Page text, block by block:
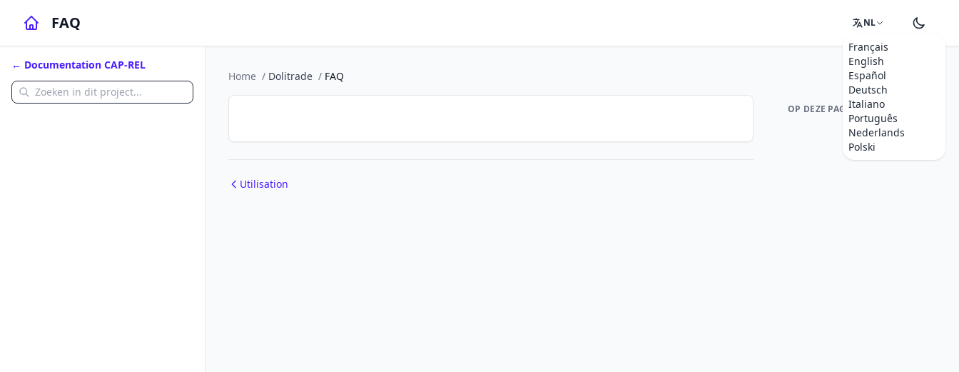
FAQ NL
Français
English
Español
Deutsch
Italiano
Português
Nederlands
Polski
← Documentation CAP-REL
Home / Dolitrade / FAQ
Utilisation
OP DEZE PAGINA